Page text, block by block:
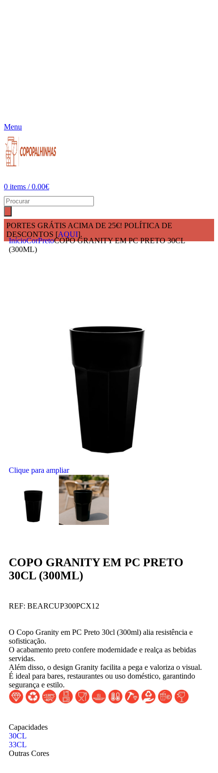
Menu
0 items / 0.00€
PORTES GRÁTIS ACIMA DE 25€! POLÍTICA DE
DESCONTOS [AQUI].
InícioCorPretoCOPO GRANITY EM PC PRETO 30CL
(300ML)
Clique para ampliar
COPO GRANITY EM PC PRETO
30CL (300ML)
REF: BEARCUP300PCX12
O Copo Granity em PC Preto 30cl (300ml) alia resistência e
sofisticação.
O acabamento preto confere modernidade e realça as bebidas
servidas.
Além disso, o design Granity facilita a pega e valoriza o visual.
É ideal para bares, restaurantes ou uso doméstico, garantindo
segurança e estilo.
Capacidades
30CL
33CL
Outras Cores